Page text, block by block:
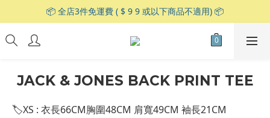
📦 全店3件免運費 ( $ 9 9 或以下商品不適用) 📦
JACK & JONES BACK PRINT TEE
🏷XS : 衣長66CM胸圍48CM 肩寬49CM 袖長21CM